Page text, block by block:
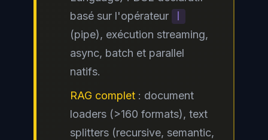
basé sur l'opérateur
(pipe), exécution streaming,
async, batch et parallel
natifs.
RAG complet : document
loaders (>160 formats), text
splitters (recursive, semantic,